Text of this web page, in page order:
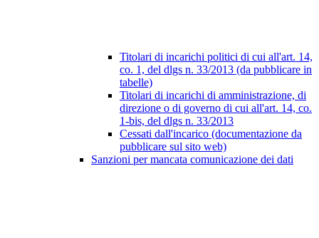
Titolari di incarichi politici di cui all'art. 14,
co. 1, del dlgs n. 33/2013 (da pubblicare in
tabelle)
Titolari di incarichi di amministrazione, di
direzione o di governo di cui all'art. 14, co.
1-bis, del dlgs n. 33/2013
Cessati dall'incarico (documentazione da
pubblicare sul sito web)
Sanzioni per mancata comunicazione dei dati